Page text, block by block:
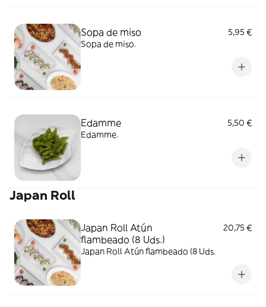
Sopa de miso
5,95 €
Sopa de miso.
Edamme
5,50 €
Edamme.
Japan Roll
Japan Roll Atún
flambeado (8 Uds.)
20,75 €
Japan Roll Atún flambeado (8 Uds.